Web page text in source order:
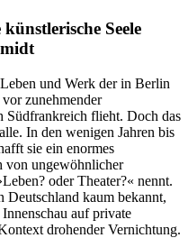
Seele
und Werk der in Berlin
zunehmender
Südfrankreich flieht. Doch das
In den wenigen Jahren bis
sie ein enormes
von ungewöhnlicher
oder Theater?« nennt.
Deutschland kaum bekannt,
auf private
drohender Vernichtung.